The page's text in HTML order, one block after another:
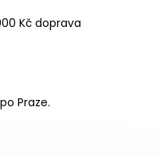
Kč doprava
Praze.